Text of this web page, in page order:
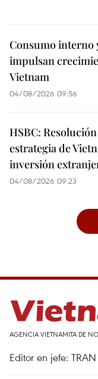
Consumo interno
impulsan
Vietnam
04/08/2026 09:56
HSBC:
estrategia de
inversión
04/08/2026 09:23
AGENCIA VIETNAMITA DE
Editor en jefe: